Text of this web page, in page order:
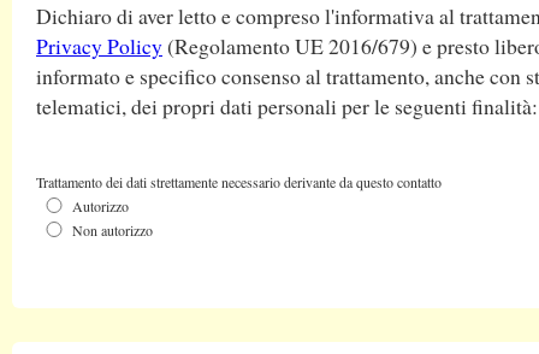
Dichiaro di aver letto e compreso l'informativa al
Privacy Policy(Regolamento UE 2016/679) e presto
informato e specifico consenso al trattamento, anche con
telematici, dei propri dati personali per le seguenti finalità:
Trattamento dei dati strettamente necessario derivante da questo contatto
Autorizzo
Non autorizzo